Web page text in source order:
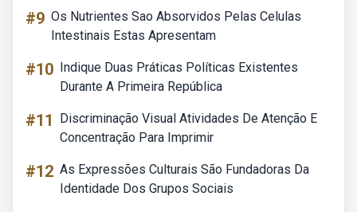
#9 Os Nutrientes Sao Absorvidos Pelas Celulas
Intestinais Estas Apresentam
#10 Indique Duas Práticas Políticas Existentes
Durante A Primeira República
#11
Discriminação Visual Atividades De Atenção E
Concentração Para Imprimir
#12 As Expressões Culturais São Fundadoras Da
Identidade Dos Grupos Sociais